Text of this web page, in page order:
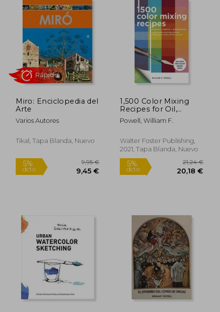
Rápido
Miro: Enciclopedia del
Arte
Varios Autores
Tikal, Tapa Blanda, Nuevo
1,500 Color Mixing
Recipes for Oil,
Acrylic & Watercolor:
Achieve Precise Color
Landscapes, Portraits,
Still Lifes, and More
Powell, William F.
Walter Foster Publishing,
2021, Tapa Blanda, Nuevo